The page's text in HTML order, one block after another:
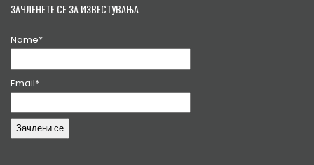
ЗАЧЛЕНЕТЕ СЕ ЗА ИЗВЕСТУВАЊА
Name*
Email*